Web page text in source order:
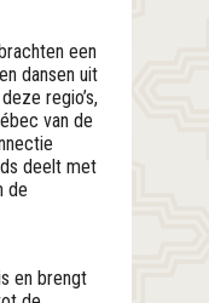
een
dansen uit
regio’s,
van de
deelt met
de
en brengt